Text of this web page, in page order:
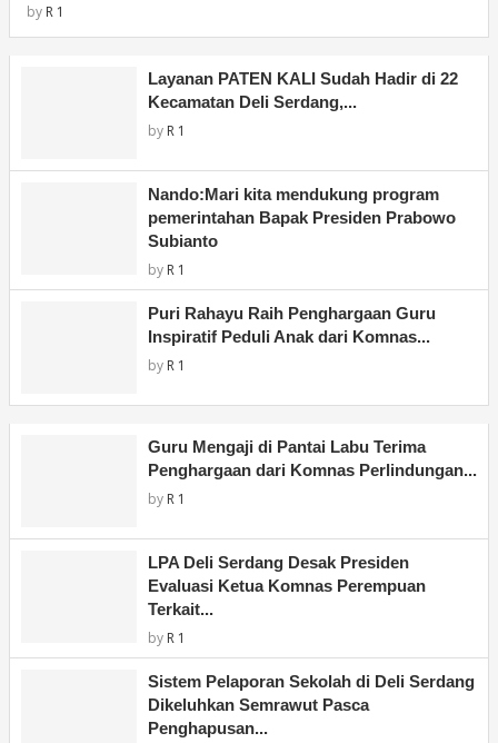
by R 1
Layanan PATEN KALI Sudah Hadir di 22
Kecamatan Deli Serdang,...
by R 1
Nando:Mari kita mendukung program
pemerintahan Bapak Presiden Prabowo
Subianto
by R 1
Puri Rahayu Raih Penghargaan Guru
Inspiratif Peduli Anak dari Komnas...
by R 1
Guru Mengaji di Pantai Labu Terima
Penghargaan dari Komnas Perlindungan...
by R 1
LPA Deli Serdang Desak Presiden
Evaluasi Ketua Komnas Perempuan
Terkait...
by R 1
Sistem Pelaporan Sekolah di Deli Serdang
Dikeluhkan Semrawut Pasca
Penghapusan...